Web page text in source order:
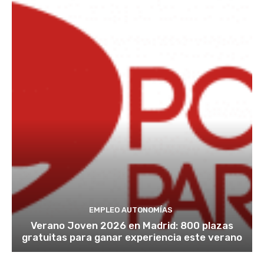
EMPLEO AUTONOMÍAS
Verano Joven 2026 en Madrid: 800 plazas
gratuitas para ganar experiencia este verano